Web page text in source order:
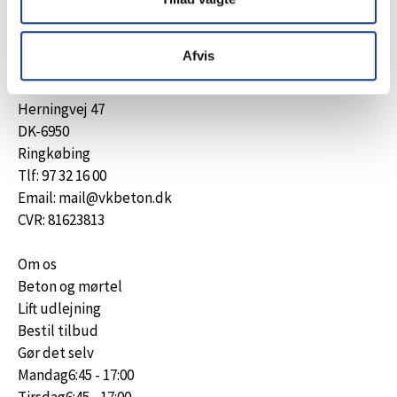
Afvis
Herningvej 47
DK-6950
Ringkøbing
Tlf: 97 32 16 00
Email: mail@vkbeton.dk
CVR: 81623813
Om os
Beton og mørtel
Lift udlejning
Bestil tilbud
Gør det selv
Mandag6:45 - 17:00